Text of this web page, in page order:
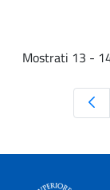
Mostrati 13 -